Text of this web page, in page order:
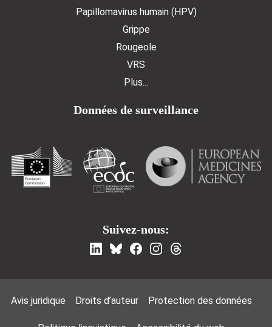
Papillomavirus humain (HPV)
Grippe
Rougeole
VRS
Plus...
Données de surveillance
Suivez-nous:
Footer Menu
Avis juridique Droits d’auteur Protection des données